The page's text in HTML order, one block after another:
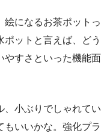
絵になるお茶ポットっ
ットと言えば、どう
やすさといった機能面
、小ぶりでしゃれてい
もいいかな。強化プラ